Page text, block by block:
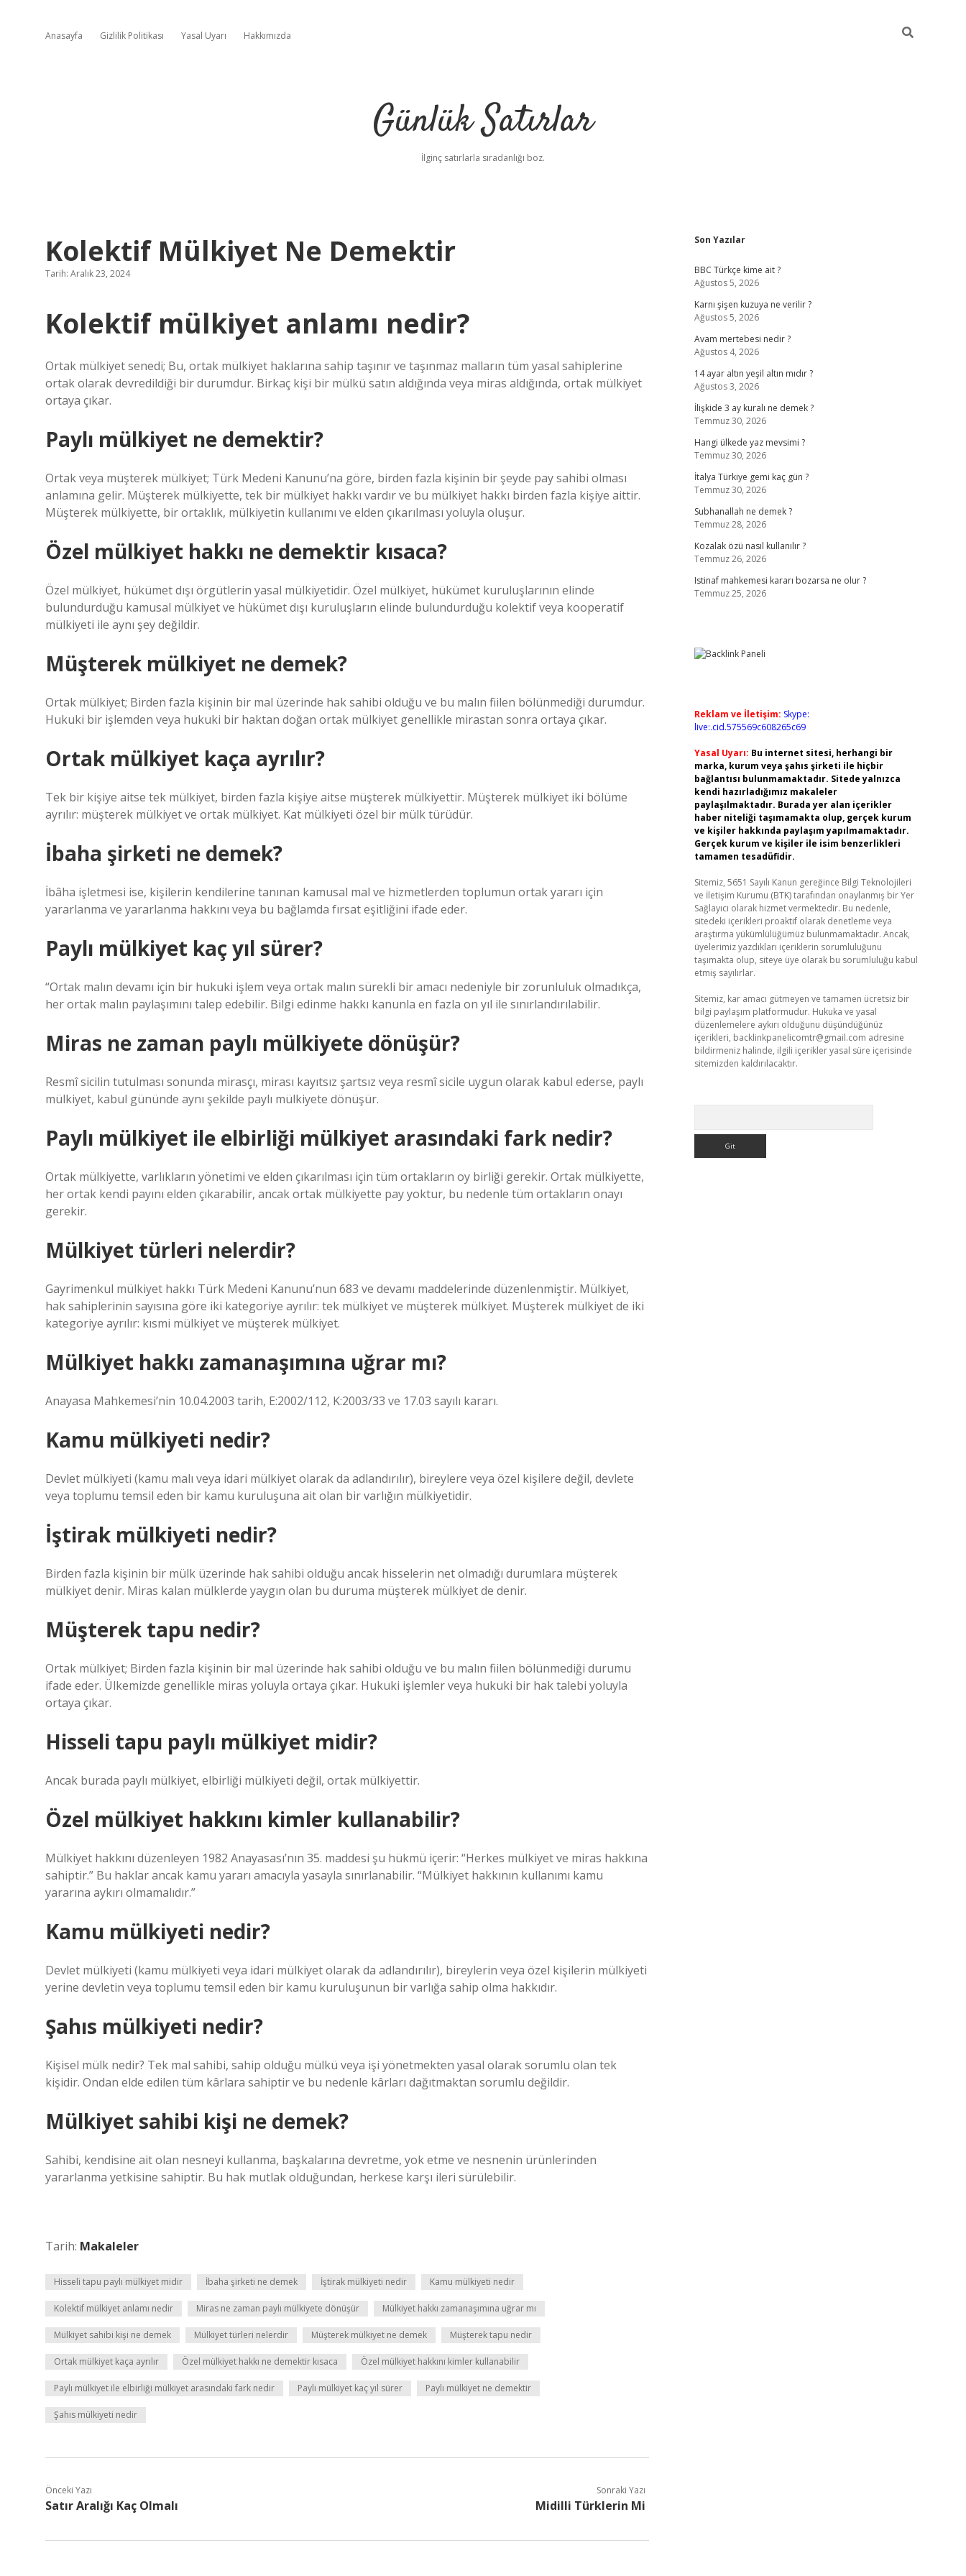
Anasayfa Gizlilik Politikası Yasal Uyarı Hakkımızda
Günlük Satırlar
İlginç satırlarla sıradanlığı boz.
Kolektif Mülkiyet Ne Demektir
Tarih: Aralık 23, 2024
Kolektif mülkiyet anlamı nedir?
Ortak mülkiyet senedi; Bu, ortak mülkiyet haklarına sahip taşınır ve taşınmaz malların tüm yasal sahiplerine
ortak olarak devredildiği bir durumdur. Birkaç kişi bir mülkü satın aldığında veya miras aldığında, ortak mülkiyet
ortaya çıkar.
Paylı mülkiyet ne demektir?
Ortak veya müşterek mülkiyet; Türk Medeni Kanunu’na göre, birden fazla kişinin bir şeyde pay sahibi olması
anlamına gelir. Müşterek mülkiyette, tek bir mülkiyet hakkı vardır ve bu mülkiyet hakkı birden fazla kişiye aittir.
Müşterek mülkiyette, bir ortaklık, mülkiyetin kullanımı ve elden çıkarılması yoluyla oluşur.
Özel mülkiyet hakkı ne demektir kısaca?
Özel mülkiyet, hükümet dışı örgütlerin yasal mülkiyetidir. Özel mülkiyet, hükümet kuruluşlarının elinde
bulundurduğu kamusal mülkiyet ve hükümet dışı kuruluşların elinde bulundurduğu kolektif veya kooperatif
mülkiyeti ile aynı şey değildir.
Müşterek mülkiyet ne demek?
Ortak mülkiyet; Birden fazla kişinin bir mal üzerinde hak sahibi olduğu ve bu malın fiilen bölünmediği durumdur.
Hukuki bir işlemden veya hukuki bir haktan doğan ortak mülkiyet genellikle mirastan sonra ortaya çıkar.
Ortak mülkiyet kaça ayrılır?
Tek bir kişiye aitse tek mülkiyet, birden fazla kişiye aitse müşterek mülkiyettir. Müşterek mülkiyet iki bölüme
ayrılır: müşterek mülkiyet ve ortak mülkiyet. Kat mülkiyeti özel bir mülk türüdür.
İbaha şirketi ne demek?
İbâha işletmesi ise, kişilerin kendilerine tanınan kamusal mal ve hizmetlerden toplumun ortak yararı için
yararlanma ve yararlanma hakkını veya bu bağlamda fırsat eşitliğini ifade eder.
Paylı mülkiyet kaç yıl sürer?
“Ortak malın devamı için bir hukuki işlem veya ortak malın sürekli bir amacı nedeniyle bir zorunluluk olmadıkça,
her ortak malın paylaşımını talep edebilir. Bilgi edinme hakkı kanunla en fazla on yıl ile sınırlandırılabilir.
Miras ne zaman paylı mülkiyete dönüşür?
Resmî sicilin tutulması sonunda mirasçı, mirası kayıtsız şartsız veya resmî sicile uygun olarak kabul ederse, paylı
mülkiyet, kabul gününde aynı şekilde paylı mülkiyete dönüşür.
Paylı mülkiyet ile elbirliği mülkiyet arasındaki fark nedir?
Ortak mülkiyette, varlıkların yönetimi ve elden çıkarılması için tüm ortakların oy birliği gerekir. Ortak mülkiyette,
her ortak kendi payını elden çıkarabilir, ancak ortak mülkiyette pay yoktur, bu nedenle tüm ortakların onayı
gerekir.
Mülkiyet türleri nelerdir?
Gayrimenkul mülkiyet hakkı Türk Medeni Kanunu’nun 683 ve devamı maddelerinde düzenlenmiştir. Mülkiyet,
hak sahiplerinin sayısına göre iki kategoriye ayrılır: tek mülkiyet ve müşterek mülkiyet. Müşterek mülkiyet de iki
kategoriye ayrılır: kısmi mülkiyet ve müşterek mülkiyet.
Mülkiyet hakkı zamanaşımına uğrar mı?
Anayasa Mahkemesi’nin 10.04.2003 tarih, E:2002/112, K:2003/33 ve 17.03 sayılı kararı.
Kamu mülkiyeti nedir?
Devlet mülkiyeti (kamu malı veya idari mülkiyet olarak da adlandırılır), bireylere veya özel kişilere değil, devlete
veya toplumu temsil eden bir kamu kuruluşuna ait olan bir varlığın mülkiyetidir.
İştirak mülkiyeti nedir?
Birden fazla kişinin bir mülk üzerinde hak sahibi olduğu ancak hisselerin net olmadığı durumlara müşterek
mülkiyet denir. Miras kalan mülklerde yaygın olan bu duruma müşterek mülkiyet de denir.
Müşterek tapu nedir?
Ortak mülkiyet; Birden fazla kişinin bir mal üzerinde hak sahibi olduğu ve bu malın fiilen bölünmediği durumu
ifade eder. Ülkemizde genellikle miras yoluyla ortaya çıkar. Hukuki işlemler veya hukuki bir hak talebi yoluyla
ortaya çıkar.
Hisseli tapu paylı mülkiyet midir?
Ancak burada paylı mülkiyet, elbirliği mülkiyeti değil, ortak mülkiyettir.
Özel mülkiyet hakkını kimler kullanabilir?
Mülkiyet hakkını düzenleyen 1982 Anayasası’nın 35. maddesi şu hükmü içerir: “Herkes mülkiyet ve miras hakkına
sahiptir.” Bu haklar ancak kamu yararı amacıyla yasayla sınırlanabilir. “Mülkiyet hakkının kullanımı kamu
yararına aykırı olmamalıdır.”
Kamu mülkiyeti nedir?
Devlet mülkiyeti (kamu mülkiyeti veya idari mülkiyet olarak da adlandırılır), bireylerin veya özel kişilerin mülkiyeti
yerine devletin veya toplumu temsil eden bir kamu kuruluşunun bir varlığa sahip olma hakkıdır.
Şahıs mülkiyeti nedir?
Kişisel mülk nedir? Tek mal sahibi, sahip olduğu mülkü veya işi yönetmekten yasal olarak sorumlu olan tek
kişidir. Ondan elde edilen tüm kârlara sahiptir ve bu nedenle kârları dağıtmaktan sorumlu değildir.
Mülkiyet sahibi kişi ne demek?
Sahibi, kendisine ait olan nesneyi kullanma, başkalarına devretme, yok etme ve nesnenin ürünlerinden
yararlanma yetkisine sahiptir. Bu hak mutlak olduğundan, herkese karşı ileri sürülebilir.
Tarih: Makaleler
Hisseli tapu paylı mülkiyet midir İbaha şirketi ne demek İştirak mülkiyeti nedir Kamu mülkiyeti nedir
Kolektif mülkiyet anlamı nedir Miras ne zaman paylı mülkiyete dönüşür Mülkiyet hakkı zamanaşımına uğrar mı
Mülkiyet sahibi kişi ne demek Mülkiyet türleri nelerdir Müşterek mülkiyet ne demek Müşterek tapu nedir
Ortak mülkiyet kaça ayrılır Özel mülkiyet hakkı ne demektir kısaca Özel mülkiyet hakkını kimler kullanabilir
Paylı mülkiyet ile elbirliği mülkiyet arasındaki fark nedir Paylı mülkiyet kaç yıl sürer Paylı mülkiyet ne demektir
Şahıs mülkiyeti nedir
Önceki Yazı
Satır Aralığı Kaç Olmalı
Sonraki Yazı
Midilli Türklerin Mi
Sidebar
Son Yazılar
BBC Türkçe kime ait ?
Ağustos 5, 2026
Karnı şişen kuzuya ne verilir ?
Ağustos 5, 2026
Avam mertebesi nedir ?
Ağustos 4, 2026
14 ayar altın yeşil altın mıdır ?
Ağustos 3, 2026
İlişkide 3 ay kuralı ne demek ?
Temmuz 30, 2026
Hangi ülkede yaz mevsimi ?
Temmuz 30, 2026
İtalya Türkiye gemi kaç gün ?
Temmuz 30, 2026
Subhanallah ne demek ?
Temmuz 28, 2026
Kozalak özü nasıl kullanılır ?
Temmuz 26, 2026
Istinaf mahkemesi kararı bozarsa ne olur ?
Temmuz 25, 2026
Reklam ve İletişim: Skype:
live:.cid.575569c608265c69
Yasal Uyarı: Bu internet sitesi, herhangi bir
marka, kurum veya şahıs şirketi ile hiçbir
bağlantısı bulunmamaktadır. Sitede yalnızca
kendi hazırladığımız makaleler
paylaşılmaktadır. Burada yer alan içerikler
haber niteliği taşımamakta olup, gerçek kurum
ve kişiler hakkında paylaşım yapılmamaktadır.
Gerçek kurum ve kişiler ile isim benzerlikleri
tamamen tesadüfidir.
Sitemiz, 5651 Sayılı Kanun gereğince Bilgi Teknolojileri
ve İletişim Kurumu (BTK) tarafından onaylanmış bir Yer
Sağlayıcı olarak hizmet vermektedir. Bu nedenle,
sitedeki içerikleri proaktif olarak denetleme veya
araştırma yükümlülüğümüz bulunmamaktadır. Ancak,
üyelerimiz yazdıkları içeriklerin sorumluluğunu
taşımakta olup, siteye üye olarak bu sorumluluğu kabul
etmiş sayılırlar.
Sitemiz, kar amacı gütmeyen ve tamamen ücretsiz bir
bilgi paylaşım platformudur. Hukuka ve yasal
düzenlemelere aykırı olduğunu düşündüğünüz
içerikleri, backlinkpanelicomtr@gmail.com adresine
bildirmeniz halinde, ilgili içerikler yasal süre içerisinde
sitemizden kaldırılacaktır.